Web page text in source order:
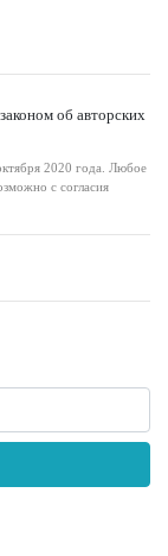
об авторских
2020 года. Любое
с согласия